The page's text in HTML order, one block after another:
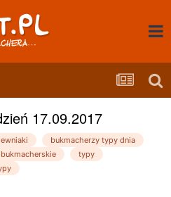
17.09.2017
bukmacherzy typy dnia
typy